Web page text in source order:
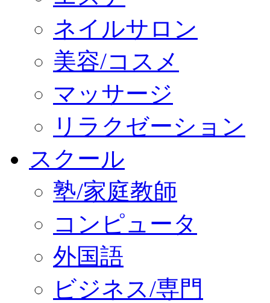
ネイルサロン
美容/コスメ
マッサージ
リラクゼーション
スクール
塾/家庭教師
コンピュータ
外国語
ビジネス/専門